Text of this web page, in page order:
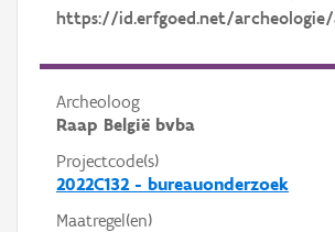
https://id.erfgoed.net/archeologie/
Archeoloog
Raap België bvba
Projectcode(s)
2022C132 - bureauonderzoek
Maatregel(en)